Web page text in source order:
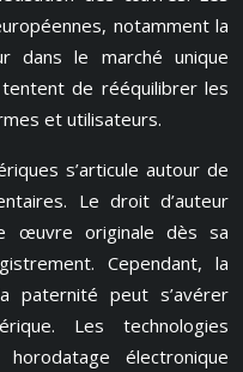
notamment la
dans le marché unique
de rééquilibrer les
et utilisateurs.
s’articule autour de
Le droit d’auteur
œuvre originale dès sa
Cependant, la
paternité peut s’avérer
Les technologies
électronique